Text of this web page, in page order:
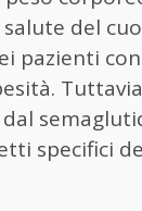
del
pazienti
specifici